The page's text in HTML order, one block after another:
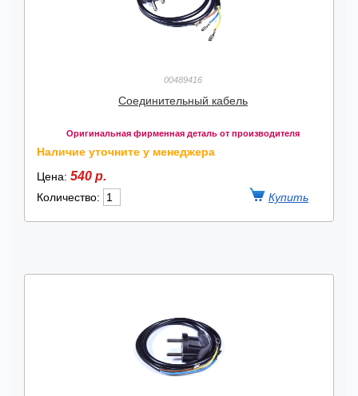
00489416
Соединительный кабель
Оригинальная фирменная деталь от производителя
Наличие уточните у менеджера
Цена: 540 р.
Количество: